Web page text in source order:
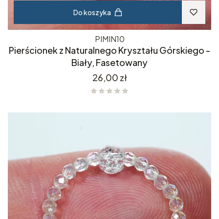
Do koszyka
PIMIN10
Pierścionek z Naturalnego Kryształu Górskiego -
Biały, Fasetowany
Cena
26,00 zł